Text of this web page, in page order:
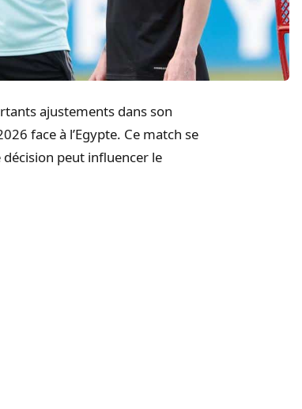
ajustements dans son
face à l’Egypte. Ce match se
peut influencer le